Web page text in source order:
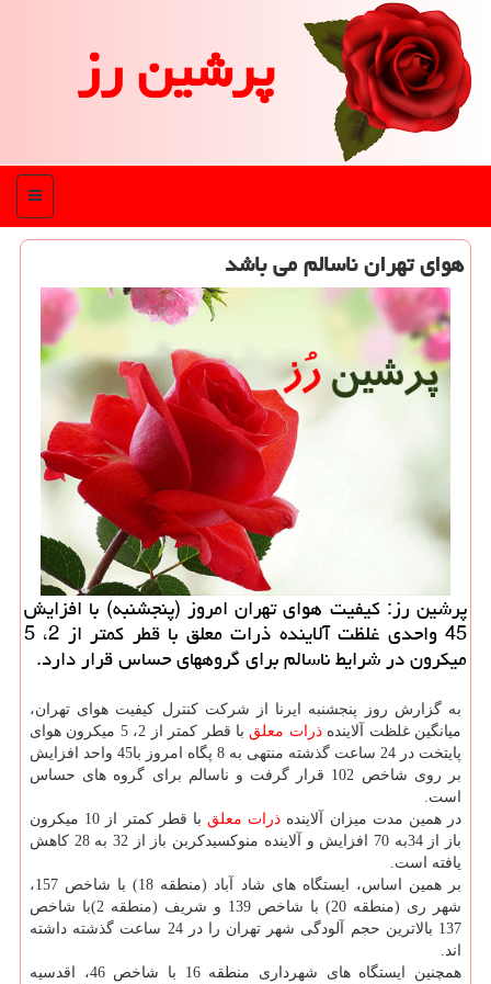
پرشین رز
منو
هوای تهران ناسالم می باشد
پرشین رز: كیفیت هوای تهران امروز (پنجشنبه) با افزایش
45 واحدی غلظت آلاینده ذرات معلق با قطر كمتر از 2، 5
میكرون در شرایط ناسالم برای گروههای حساس قرار دارد.
به گزارش روز پنجشنبه ایرنا از شركت كنترل كیفیت هوای تهران،
میانگین غلظت آلایندهذرات معلق
با قطر كمتر از 2، 5 میكرون هوای
پایتخت در 24 ساعت گذشته منتهی به 8 پگاه امروز با45 واحد افزایش
بر روی شاخص 102 قرار گرفت و ناسالم برای گروه های حساس
است.
در همین مدت میزان آلاینده ذرات معلق
با قطر كمتر از 10 میكرون
باز از 34به 70 افزایش و آلاینده منوكسیدكربن باز از 32 به 28 كاهش
یافته است.
بر همین اساس، ایستگاه های شاد آباد (منطقه 18) با شاخص 157،
شهر ری (منطقه 20) با شاخص 139 و شریف (منطقه 2)با شاخص
137 بالاترین حجم آلودگی شهر تهران را در 24 ساعت گذشته داشته
اند.
همچنین ایستگاه های شهرداری منطقه 16 با شاخص 46، اقدسیه